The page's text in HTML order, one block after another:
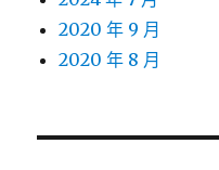
2020 年 9 月
2020 年 8 月